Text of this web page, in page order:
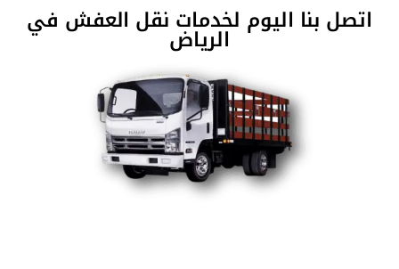
اتصل بنا اليوم لخدمات نقل العفش في
الرياض